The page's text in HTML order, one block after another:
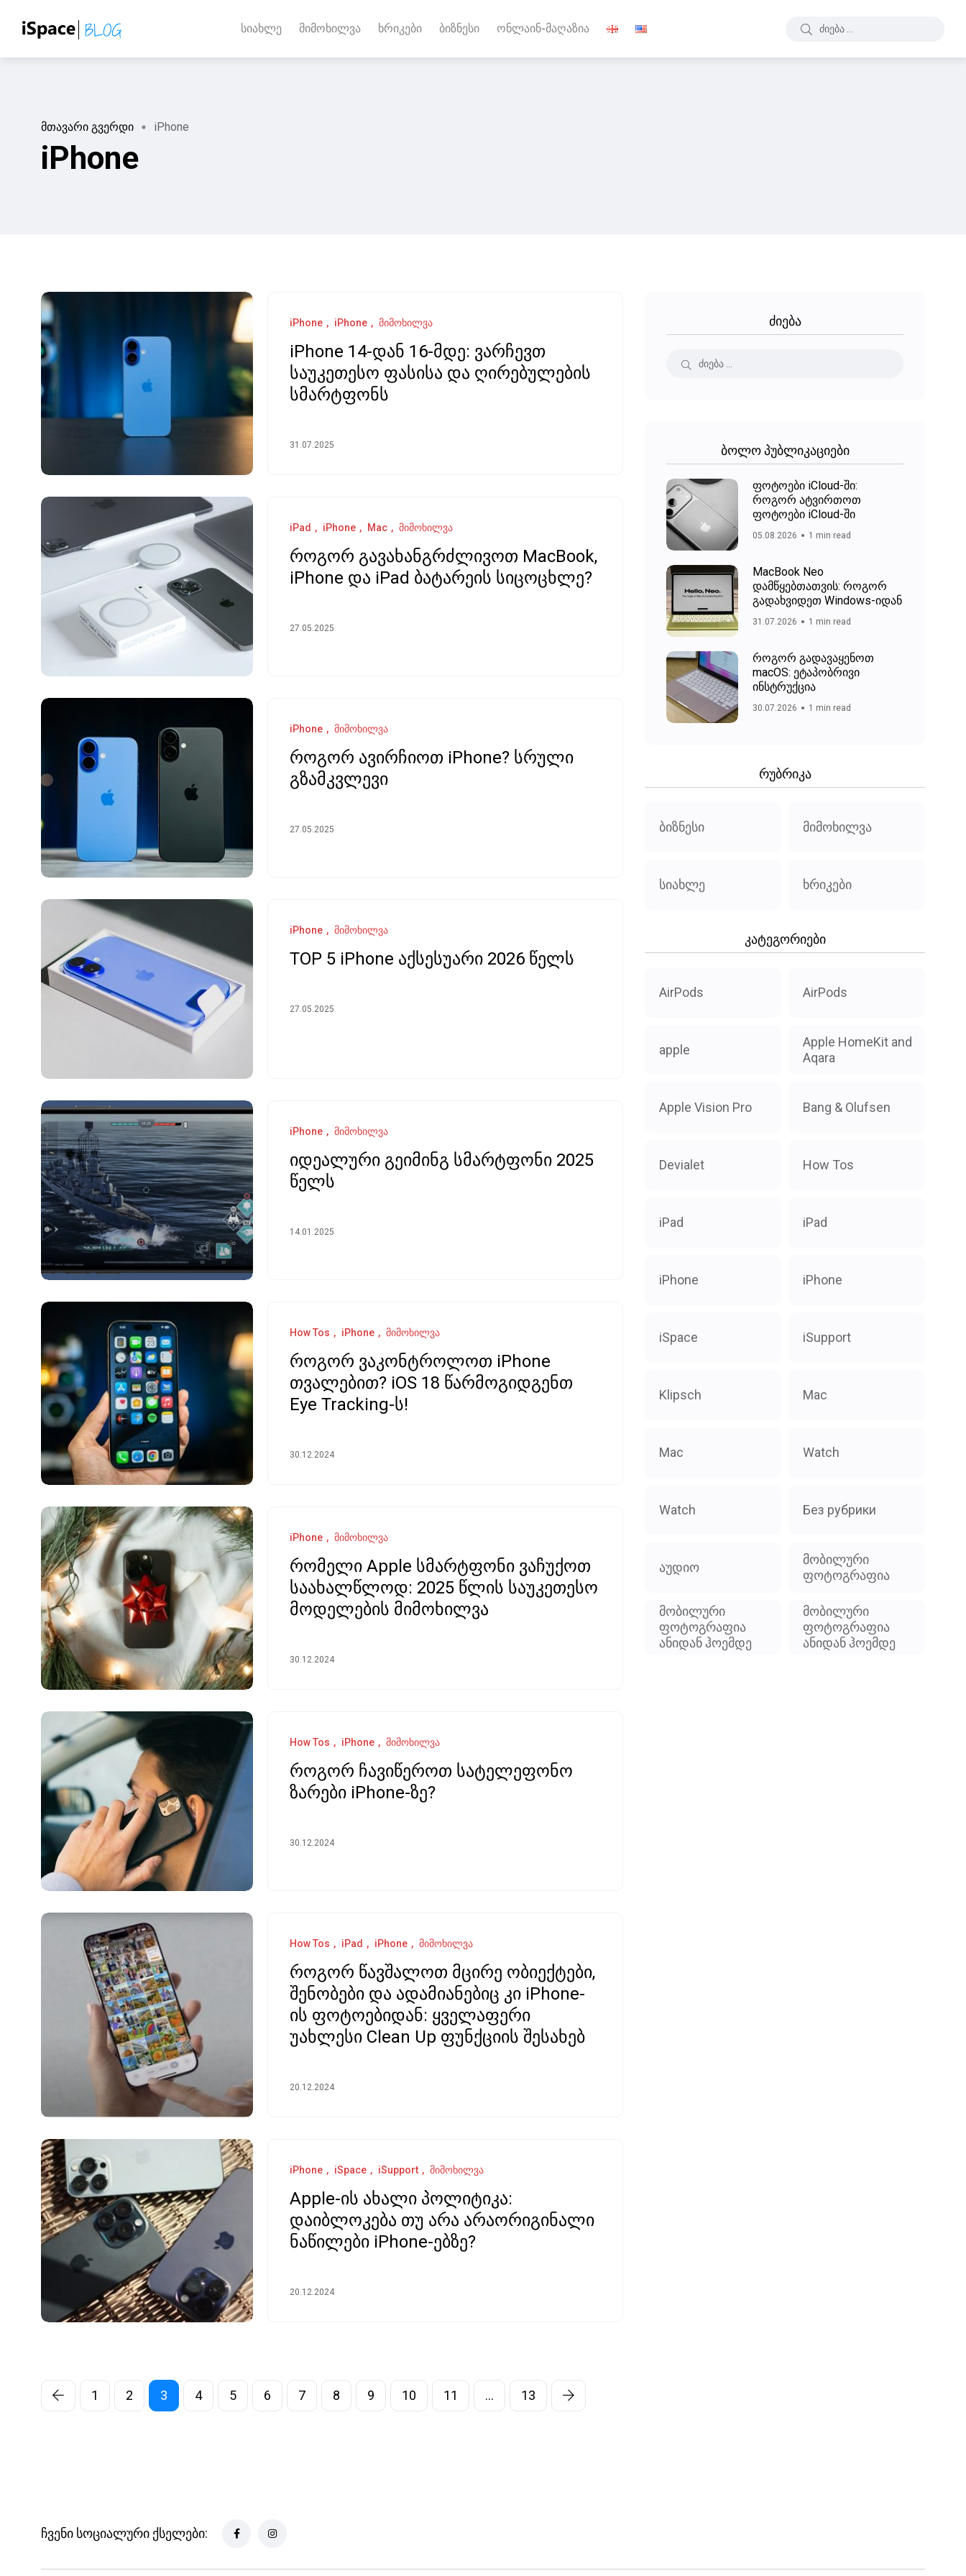
სიახლე მიმოხილვა ხრიკები ბიზნესი ონლაინ-მაღაზია
მთავარი გვერდი iPhone
iPhone
iPhone iPhone მიმოხილვა
iPhone 14-დან 16-მდე: ვარჩევთ
საუკეთესო ფასისა და ღირებულების
სმარტფონს
31.07.2025
iPad iPhone Mac მიმოხილვა
როგორ გავახანგრძლივოთ MacBook,
iPhone და iPad ბატარეის სიცოცხლე?
27.05.2025
iPhone მიმოხილვა
როგორ ავირჩიოთ iPhone? სრული
გზამკვლევი
27.05.2025
iPhone მიმოხილვა
TOP 5 iPhone აქსესუარი 2026 წელს
27.05.2025
iPhone მიმოხილვა
იდეალური გეიმინგ სმარტფონი 2025
წელს
14.01.2025
How Tos iPhone მიმოხილვა
როგორ ვაკონტროლოთ iPhone
თვალებით? iOS 18 წარმოგიდგენთ
Eye Tracking-ს!
30.12.2024
iPhone მიმოხილვა
რომელი Apple სმარტფონი ვაჩუქოთ
საახალწლოდ: 2025 წლის საუკეთესო
მოდელების მიმოხილვა
30.12.2024
How Tos iPhone მიმოხილვა
როგორ ჩავიწეროთ სატელეფონო
ზარები iPhone-ზე?
30.12.2024
How Tos iPad iPhone მიმოხილვა
როგორ წავშალოთ მცირე ობიექტები,
შენობები და ადამიანებიც კი iPhone-
ის ფოტოებიდან: ყველაფერი
უახლესი Clean Up ფუნქციის შესახებ
20.12.2024
iPhone iSpace iSupport მიმოხილვა
Apple-ის ახალი პოლიტიკა:
დაიბლოკება თუ არა არაორიგინალი
ნაწილები iPhone-ებზე?
20.12.2024
1 2 3 4 5 6 7 8 9 10 11 … 13
ძიება
ბოლო პუბლიკაციები
ფოტოები iCloud-ში:
როგორ ატვირთოთ
ფოტოები iCloud-ში
05.08.2026 1 min read
MacBook Neo
დამწყებთათვის: როგორ
გადახვიდეთ Windows-იდან
31.07.2026 1 min read
როგორ გადავაყენოთ
macOS: ეტაპობრივი
ინსტრუქცია
30.07.2026 1 min read
რუბრიკა
ბიზნესი მიმოხილვა
სიახლე ხრიკები
კატეგორიები
AirPods AirPods
apple
Apple HomeKit and
Aqara
Apple Vision Pro Bang & Olufsen
Devialet How Tos
iPad iPad
iPhone iPhone
iSpace iSupport
Klipsch Mac
Mac Watch
Watch Без рубрики
აუდიო
მობილური
ფოტოგრაფია
მობილური
ფოტოგრაფია
ანიდან ჰოემდე
მობილური
ფოტოგრაფია
ანიდან ჰოემდე
ჩვენი სოციალური ქსელები: